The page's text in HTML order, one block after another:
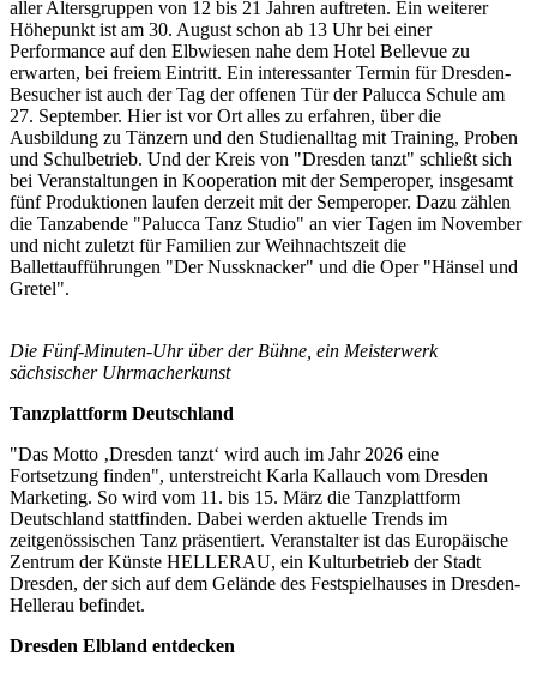
aller Altersgruppen von 12 bis 21 Jahren auftreten. Ein weiterer
Höhepunkt ist am 30. August schon ab 13 Uhr bei einer
Performance auf den Elbwiesen nahe dem Hotel Bellevue zu
erwarten, bei freiem Eintritt. Ein interessanter Termin für Dresden-
Besucher ist auch der Tag der offenen Tür der Palucca Schule am
27. September. Hier ist vor Ort alles zu erfahren, über die
Ausbildung zu Tänzern und den Studienalltag mit Training, Proben
und Schulbetrieb. Und der Kreis von "Dresden tanzt" schließt sich
bei Veranstaltungen in Kooperation mit der Semperoper, insgesamt
fünf Produktionen laufen derzeit mit der Semperoper. Dazu zählen
die Tanzabende "Palucca Tanz Studio" an vier Tagen im November
und nicht zuletzt für Familien zur Weihnachtszeit die
Ballettaufführungen "Der Nussknacker" und die Oper "Hänsel und
Gretel".
Die Fünf-Minuten-Uhr über der Bühne, ein Meisterwerk
sächsischer Uhrmacherkunst
Tanzplattform Deutschland
"Das Motto ‚Dresden tanzt‘ wird auch im Jahr 2026 eine
Fortsetzung finden", unterstreicht Karla Kallauch vom Dresden
Marketing. So wird vom 11. bis 15. März die Tanzplattform
Deutschland stattfinden. Dabei werden aktuelle Trends im
zeitgenössischen Tanz präsentiert. Veranstalter ist das Europäische
Zentrum der Künste HELLERAU, ein Kulturbetrieb der Stadt
Dresden, der sich auf dem Gelände des Festspielhauses in Dresden-
Hellerau befindet.
Dresden Elbland entdecken